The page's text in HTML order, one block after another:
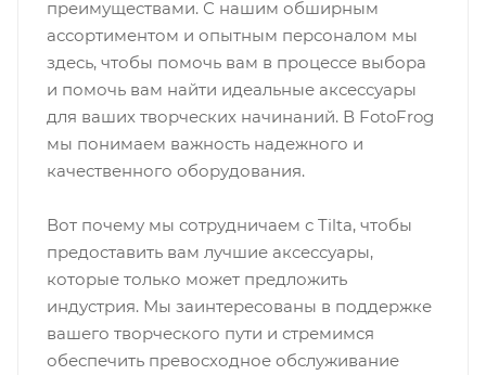
преимуществами. С нашим обширным
ассортиментом и опытным персоналом мы
здесь, чтобы помочь вам в процессе выбора
и помочь вам найти идеальные аксессуары
для ваших творческих начинаний. В FotoFrog
мы понимаем важность надежного и
качественного оборудования.
Вот почему мы сотрудничаем с Tilta, чтобы
предоставить вам лучшие аксессуары,
которые только может предложить
индустрия. Мы заинтересованы в поддержке
вашего творческого пути и стремимся
обеспечить превосходное обслуживание